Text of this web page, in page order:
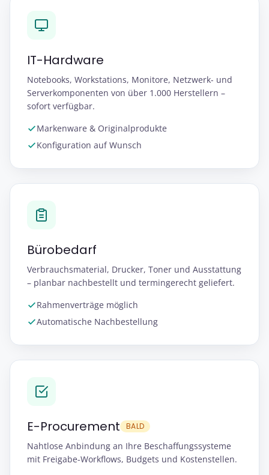
IT-Hardware
Notebooks, Workstations, Monitore, Netzwerk- und
Serverkomponenten von über 1.000 Herstellern –
sofort verfügbar.
Markenware & Originalprodukte
Konfiguration auf Wunsch
Bürobedarf
Verbrauchsmaterial, Drucker, Toner und Ausstattung
– planbar nachbestellt und termingerecht geliefert.
Rahmenverträge möglich
Automatische Nachbestellung
E-Procurement BALD
Nahtlose Anbindung an Ihre Beschaffungssysteme
mit Freigabe-Workflows, Budgets und Kostenstellen.